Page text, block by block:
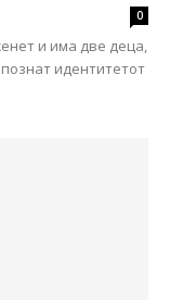
0
и има две деца,
идентитетот